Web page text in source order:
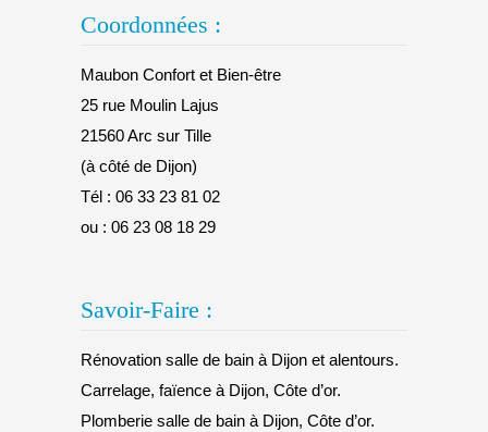
Coordonnées :
Maubon Confort et Bien-être
25 rue Moulin Lajus
21560 Arc sur Tille
(à côté de Dijon)
Tél : 06 33 23 81 02
ou : 06 23 08 18 29
Savoir-Faire :
Rénovation salle de bain à Dijon et alentours.
Carrelage, faïence à Dijon, Côte d’or.
Plomberie salle de bain à Dijon, Côte d’or.